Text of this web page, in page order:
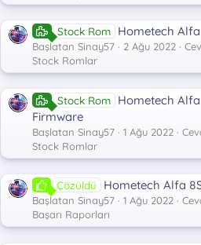
Stock Rom Hometech
Başlatan Sinay57 2 Ağu 2022
Stock Romlar
Stock Rom Hometech Alfa
Firmware
Başlatan Sinay57 1 Ağu 2022
Stock Romlar
Çözüldü Hometech Alfa
Başlatan Sinay57 1 Ağu 2022
Başarı Raporları